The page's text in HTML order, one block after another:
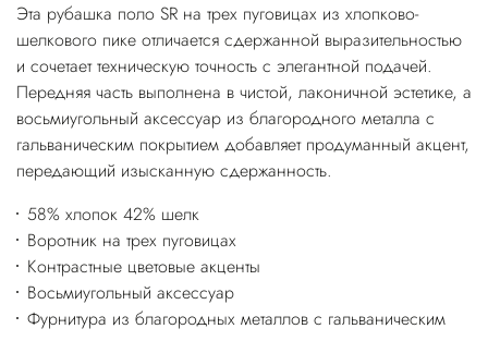
Эта рубашка поло SR на трех пуговицах из хлопково-
шелкового пике отличается сдержанной выразительностью
и сочетает техническую точность с элегантной подачей.
Передняя часть выполнена в чистой, лаконичной эстетике, а
восьмиугольный аксессуар из благородного металла с
гальваническим покрытием добавляет продуманный акцент,
передающий изысканную сдержанность.
58% хлопок 42% шелк
Воротник на трех пуговицах
Контрастные цветовые акценты
Восьмиугольный аксессуар
Фурнитура из благородных металлов с гальваническим